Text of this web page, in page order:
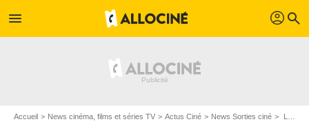
menu profil search
Accueil News cinéma, films et séries TV Actus Ciné News Sorties ciné Les sorties cinéma du 27 septembre : Nouveau départ, Le Procès Goldman, DogMan...